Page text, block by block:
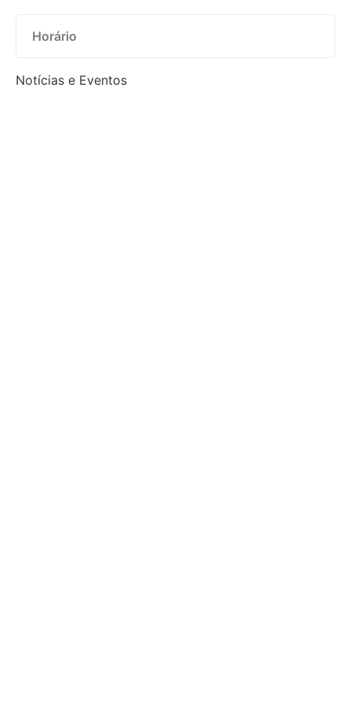
Horário
Notícias e Eventos